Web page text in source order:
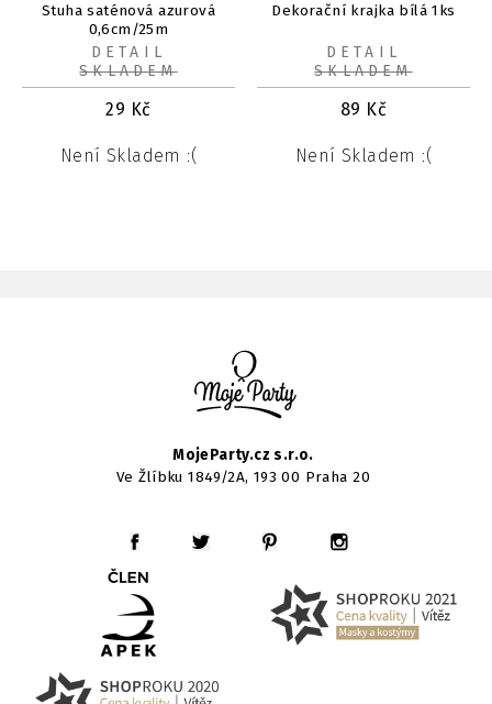
Stuha saténová azurová
0,6cm/25m
29 Kč
Není Skladem :(
DETAIL
SKLADEM
Dekorační krajka bílá 1ks
89 Kč
Není Skladem :(
DETAIL
SKLADEM
MojeParty.cz s.r.o.
Ve Žlíbku 1849/2A, 193 00 Praha 20